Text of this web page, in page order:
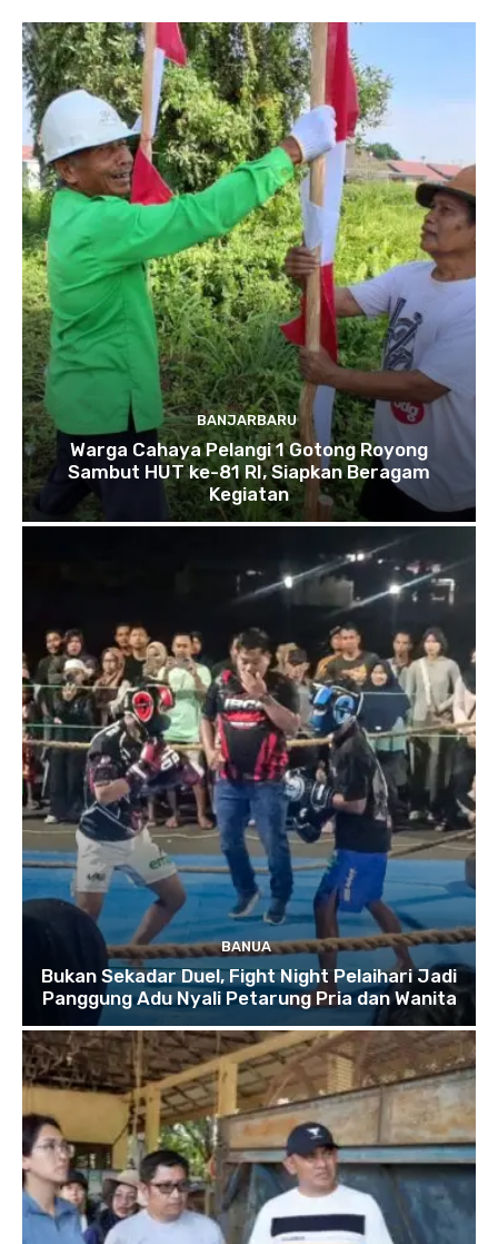
BANJARBARU
Warga Cahaya Pelangi 1 Gotong Royong
Sambut HUT ke-81 RI, Siapkan Beragam
Kegiatan
BANUA
Bukan Sekadar Duel, Fight Night Pelaihari Jadi
Panggung Adu Nyali Petarung Pria dan Wanita